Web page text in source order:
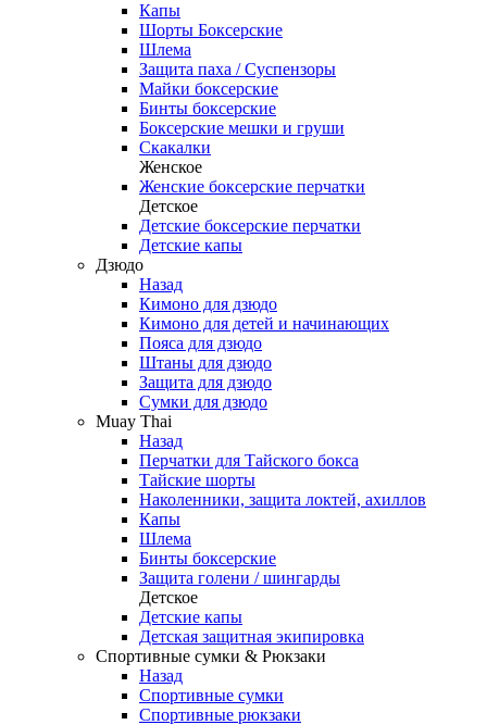
Капы
Шорты Боксерские
Шлема
Защита паха / Суспензоры
Майки боксерские
Бинты боксерские
Боксерские мешки и груши
Скакалки
Женское
Женские боксерские перчатки
Детское
Детские боксерские перчатки
Детские капы
Дзюдо
Назад
Кимоно для дзюдо
Кимоно для детей и начинающих
Пояса для дзюдо
Штаны для дзюдо
Защита для дзюдо
Сумки для дзюдо
Muay Thai
Назад
Перчатки для Тайского бокса
Тайские шорты
Наколенники, защита локтей, ахиллов
Капы
Шлема
Бинты боксерские
Защита голени / шингарды
Детское
Детские капы
Детская защитная экипировка
Спортивные сумки & Рюкзаки
Назад
Спортивные сумки
Спортивные рюкзаки